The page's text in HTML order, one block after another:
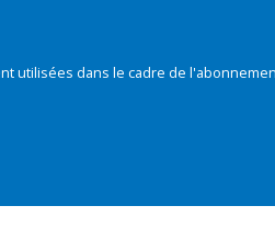
utilisées dans le cadre de